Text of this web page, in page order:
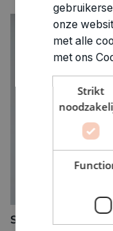
Stap 10
onze
met alle
met ons
Strikt